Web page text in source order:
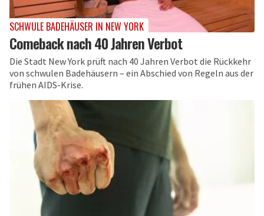
SCHWULE BADEHÄUSER IN NEW YORK
Comeback nach 40 Jahren Verbot
Die Stadt New York prüft nach 40 Jahren Verbot die Rückkehr
von schwulen Badehäusern – ein Abschied von Regeln aus der
frühen AIDS-Krise.